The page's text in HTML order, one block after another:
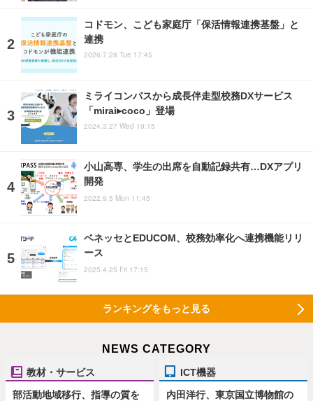
コドモン、こども家庭庁「保活情報連携基盤」と
連携
2026.7.28 Tue 17:45
ミライコンパスから成長伴走型校務DXサービス
「mirai▸coco」登場
2024.3.27 Wed 19:15
小山高専、学生の出席を自動記録共有…DXアプリ
開発
2022.9.5 Mon 11:45
ベネッセとEDUCOM、校務効率化へ連携機能リリ
ース
2025.4.25 Fri 17:15
ランキングをもっと見る
NEWS CATEGORY
教材・サービス
部活動地域移行、指導の質を
ICT機器
内田洋行、東京国立博物館の